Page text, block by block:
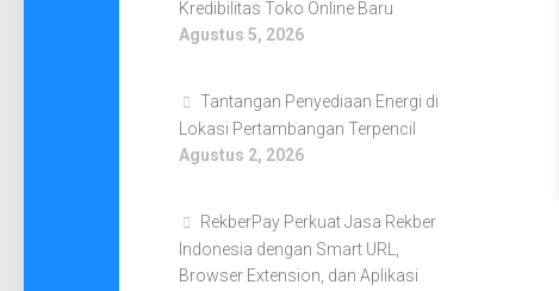
Kredibilitas Toko Online Baru
Agustus 5, 2026
Tantangan Penyediaan Energi di
Lokasi Pertambangan Terpencil
Agustus 2, 2026
RekberPay Perkuat Jasa Rekber
Indonesia dengan Smart URL,
Browser Extension, dan Aplikasi